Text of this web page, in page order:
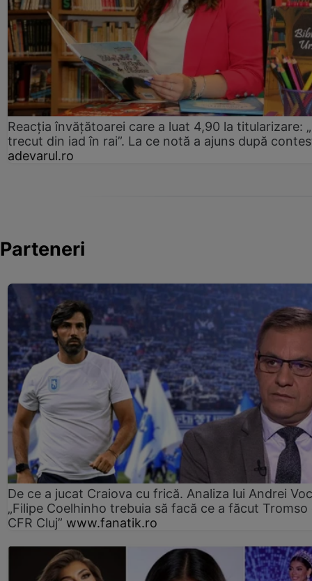
Reacția învățătoarei care a luat 4,90 la titularizare:
trecut din iad în rai”. La ce notă a ajuns după
adevarul.ro
Parteneri
De ce a jucat Craiova cu frică. Analiza lui Andrei
„Filipe Coelhinho trebuia să facă ce a făcut Tromso
CFR Cluj” www.fanatik.ro